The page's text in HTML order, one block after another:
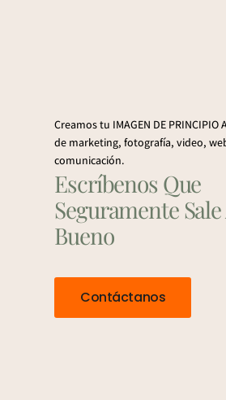
Creamos tu IMAGEN DE PRINCIPIO
de marketing, fotografía, video,
comunicación.
Escríbenos Que
Seguramente
Bueno
Contáctanos